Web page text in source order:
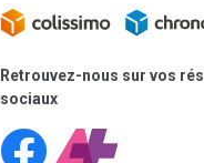
Retrouvez-nous sur vos
sociaux